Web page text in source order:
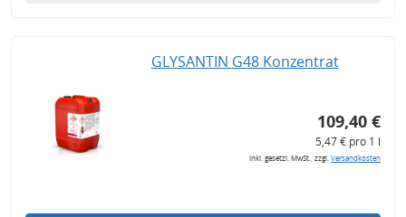
GLYSANTIN G48 Konzentrat
109,40 €
5,47 € pro 1 l
inkl. gesetzl. MwSt., zzgl.Versandkosten